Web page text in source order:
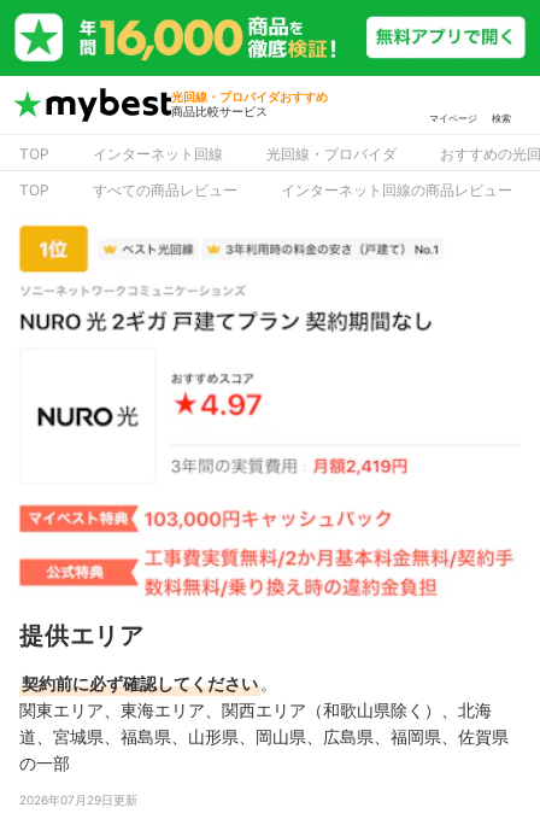
光回線・プロバイダおすすめ
商品比較サービス
マイページ 検索
TOP インターネット回線 光回線・プロバイダ
おすすめの光
TOP
すべての商品レビュー インターネット回線の商品レビュー
提供エリア
契約前に必ず確認してください 。
関東エリア、東海エリア、関西エリア（和歌山県除く）、北海
道、宮城県、福島県、山形県、岡山県、広島県、福岡県、佐賀県
の一部
2026年07月29日更新